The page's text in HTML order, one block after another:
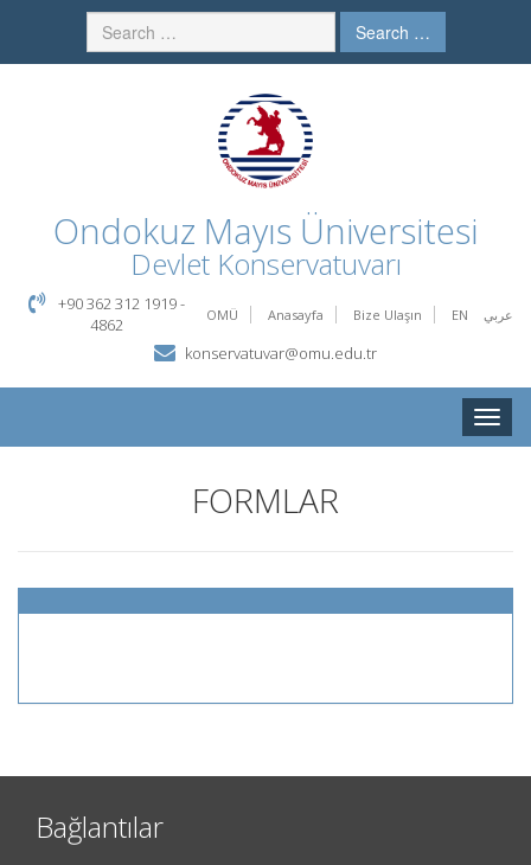
Search …
Ondokuz Mayıs Üniversitesi
Devlet Konservatuvarı
OMÜ Anasayfa Bize Ulaşın EN عربي
+90 362 312 1919 -
4862
konservatuvar@omu.edu.tr
Toggle
FORMLAR
Bağlantılar